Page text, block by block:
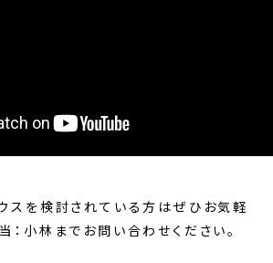
スを検討されている方はぜひお気軽
小林までお問い合わせください。